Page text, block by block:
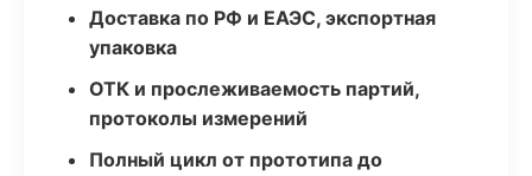
Доставка по РФ и ЕАЭС, экспортная
упаковка
ОТК и прослеживаемость партий,
протоколы измерений
Полный цикл от прототипа до